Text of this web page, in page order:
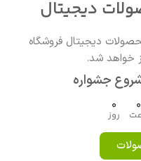
دیجیتال
دیجیتال فروشگاه
خواهد شد.
جشواره
0
روز